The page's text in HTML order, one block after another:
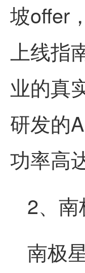
坡offer
上线
业的真
研发的
功率高
2、
南极